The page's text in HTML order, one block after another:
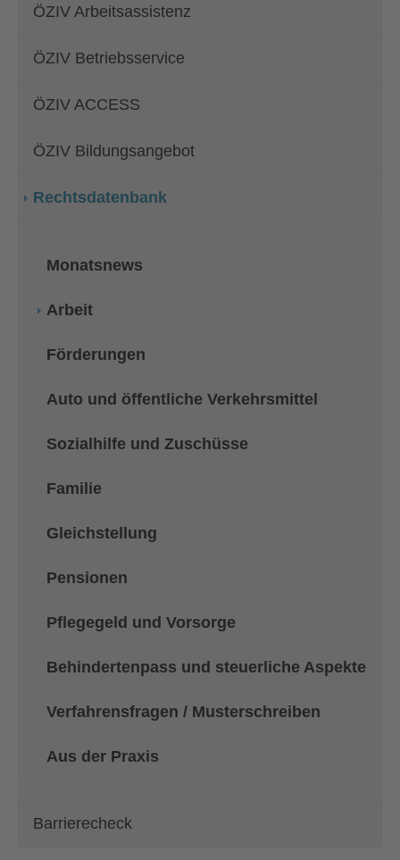
ÖZIV Arbeitsassistenz
ÖZIV Betriebsservice
ÖZIV ACCESS
ÖZIV Bildungsangebot
Rechtsdatenbank
Monatsnews
Arbeit
Förderungen
Auto und öffentliche Verkehrsmittel
Sozialhilfe und Zuschüsse
Familie
Gleichstellung
Pensionen
Pflegegeld und Vorsorge
Behindertenpass und steuerliche Aspekte
Verfahrensfragen / Musterschreiben
Aus der Praxis
Barrierecheck